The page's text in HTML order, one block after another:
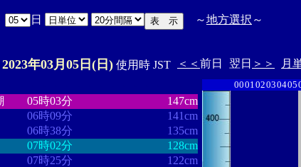
日 ～地方選択 ～
2023年03月05日(日) 使用時 JST ＜＜ 前日 翌日 ＞＞ 月
05時03分
147cm
06時09分
141cm
06時38分
135cm
07時02分
128cm
07時25分
122cm
000102030405